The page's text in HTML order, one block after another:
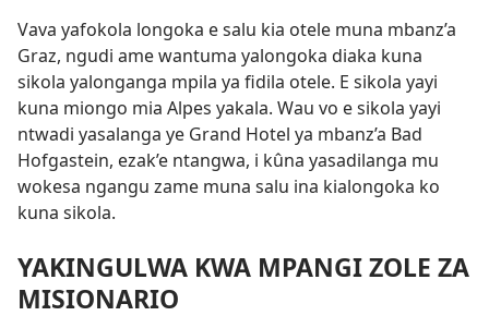
Vava yafokola longoka e salu kia otele muna mbanz’a
Graz, ngudi ame wantuma yalongoka diaka kuna
sikola yalonganga mpila ya fidila otele. E sikola yayi
kuna miongo mia Alpes yakala. Wau vo e sikola yayi
ntwadi yasalanga ye Grand Hotel ya mbanz’a Bad
Hofgastein, ezak’e ntangwa, i kûna yasadilanga mu
wokesa ngangu zame muna salu ina kialongoka ko
kuna sikola.
YAKINGULWA KWA MPANGI ZOLE ZA
MISIONARIO